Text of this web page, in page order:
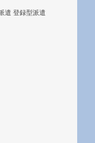
遣 登録型派遣